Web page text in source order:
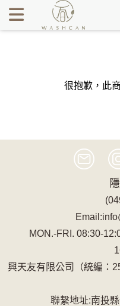
Washcan 瓦士肯｜台灣永
很抱歉，此
MON.-FRI. 08:30-
興天友有限公司（統編：
聯繫地址:南投